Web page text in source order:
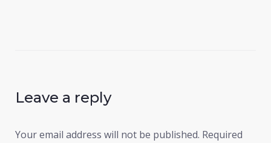
Leave a reply
Your email address will not be published. Required